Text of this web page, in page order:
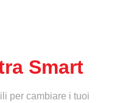
Smart
per cambiare i tuoi